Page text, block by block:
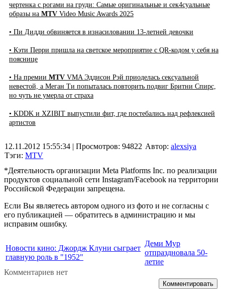
чертенка с рогами на груди: Самые оригинальные и сек4суальные
образы на MTV Video Music Awards 2025
• Пи Дидди обвиняется в изнасиловании 13-летней девочки
• Кэти Перри пришла на светское мероприятие с QR-кодом у себя на
пояснице
• На премии MTV VMA Эддисон Рэй приоделась сексуальной
невестой, а Меган Ти попыталась повторить подвиг Бритни Спирс,
но чуть не умерла от страха
• KDDK и XZIBIT выпустили фит, где постебались над рефлексией
артистов
12.11.2012 15:55:34 | Просмотров: 94822
Тэги: MTV
Автор: alexsiya
*Деятельность организации Meta Platforms Inc. по реализации
продуктов социальной сети Instagram/Facebook на территории
Российской Федерации запрещена.
Если Вы являетесь автором одного из фото и не согласны с
его публикацией — обратитесь в администрацию и мы
исправим ошибку.
Новости кино: Джордж Клуни сыграет
главную роль в "1952"
Деми Мур
отпраздновала 50-
летие
Комментариев нет
Комментировать